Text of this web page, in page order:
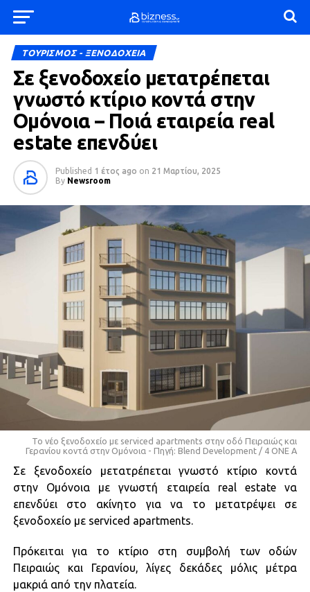
ΤΟΥΡΙΣΜΟΣ - ΞΕΝΟΔΟΧΕΙΑ
Σε ξενοδοχείο μετατρέπεται
γνωστό κτίριο κοντά στην
Ομόνοια – Ποιά εταιρεία real
estate επενδύει
Published 1 έτος ago on 21 Μαρτίου, 2025
By Newsroom
Το νέο ξενοδοχείο με serviced apartments στην οδό Πειραιώς και
Γερανίου κοντά στην Ομόνοια - Πηγή: Blend Development / 4 ΟΝΕ Α
Σε ξενοδοχείο μετατρέπεται γνωστό κτίριο κοντά
στην Ομόνοια με γνωστή εταιρεία real estate να
επενδύει στο ακίνητο για να το μετατρέψει σε
ξενοδοχείο με serviced apartments.
Πρόκειται για το κτίριο στη συμβολή των οδών
Πειραιώς και Γερανίου, λίγες δεκάδες μόλις μέτρα
μακριά από την πλατεία.